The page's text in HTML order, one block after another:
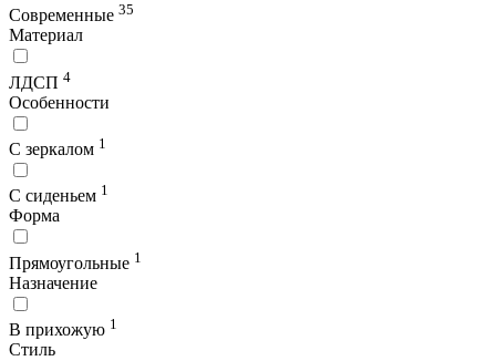
Современные 35
Материал
ЛДСП 4
Особенности
С зеркалом 1
С сиденьем 1
Форма
Прямоугольные 1
Назначение
В прихожую 1
Стиль